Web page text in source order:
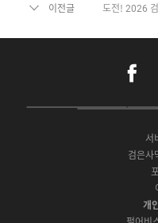
이전글 도전! 2026
a
e
o
k
P
a
서
검은사
개